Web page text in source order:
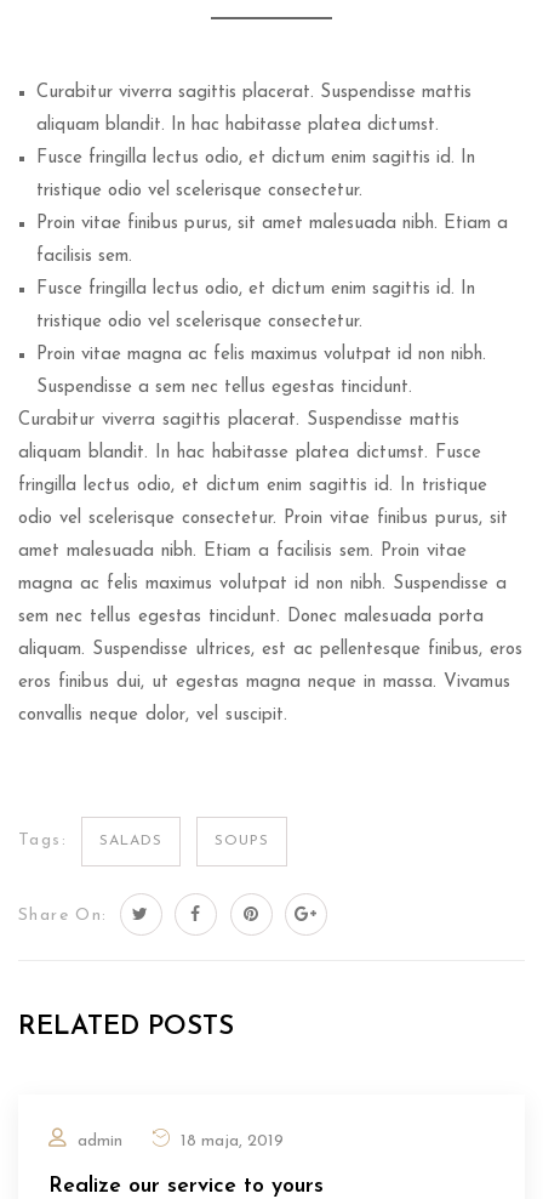
Curabitur viverra sagittis placerat. Suspendisse mattis
aliquam blandit. In hac habitasse platea dictumst.
Fusce fringilla lectus odio, et dictum enim sagittis id. In
tristique odio vel scelerisque consectetur.
Proin vitae finibus purus, sit amet malesuada nibh. Etiam a
facilisis sem.
Fusce fringilla lectus odio, et dictum enim sagittis id. In
tristique odio vel scelerisque consectetur.
Proin vitae magna ac felis maximus volutpat id non nibh.
Suspendisse a sem nec tellus egestas tincidunt.
Curabitur viverra sagittis placerat. Suspendisse mattis
aliquam blandit. In hac habitasse platea dictumst. Fusce
fringilla lectus odio, et dictum enim sagittis id. In tristique
odio vel scelerisque consectetur. Proin vitae finibus purus, sit
amet malesuada nibh. Etiam a facilisis sem. Proin vitae
magna ac felis maximus volutpat id non nibh. Suspendisse a
sem nec tellus egestas tincidunt. Donec malesuada porta
aliquam. Suspendisse ultrices, est ac pellentesque finibus, eros
eros finibus dui, ut egestas magna neque in massa. Vivamus
convallis neque dolor, vel suscipit.
Tags: SALADS SOUPS
Share On:
RELATED POSTS
admin 18 maja, 2019
Realize our service to yours